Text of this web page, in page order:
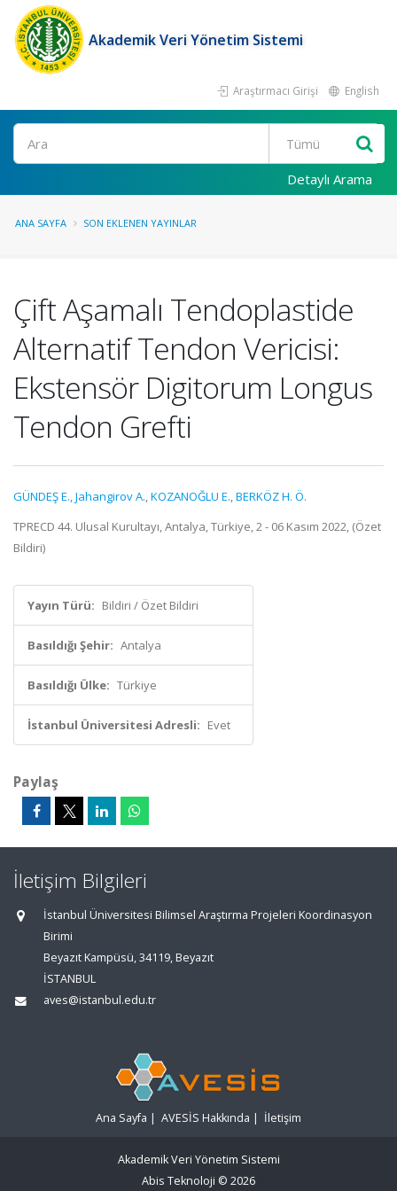
Akademik Veri Yönetim Sistemi
Araştırmacı Girişi English
Ara
Detaylı Arama
ANA SAYFA SON EKLENEN YAYINLAR
Çift Aşamalı Tendoplastide
Alternatif Tendon Vericisi:
Ekstensör Digitorum Longus
Tendon Grefti
GÜNDEŞ E.,Jahangirov A.,KOZANOĞLU E.,BERKÖZ H. Ö.
TPRECD 44. Ulusal Kurultayı, Antalya, Türkiye, 2 - 06 Kasım 2022, (Özet
Bildiri)
Yayın Türü: Bildiri / Özet Bildiri
Basıldığı Şehir: Antalya
Basıldığı Ülke: Türkiye
İstanbul Üniversitesi Adresli: Evet
Paylaş
İletişim Bilgileri
İstanbul Üniversitesi Bilimsel Araştırma Projeleri Koordinasyon
Birimi
Beyazıt Kampüsü, 34119, Beyazıt
İSTANBUL
aves@istanbul.edu.tr
Ana Sayfa | AVESİS Hakkında | İletişim
Akademik Veri Yönetim Sistemi
Abis Teknoloji © 2026